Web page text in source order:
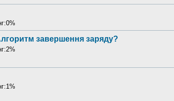
завершення заряду?